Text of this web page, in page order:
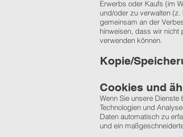
Erwerbs oder Kaufs (im
und/oder zu verwalten
gemeinsam an der
hinweisen, dass wir nicht
verwenden können.
Kopie/
Cookies und
Wenn Sie unsere
Technologien und
Daten automatisch zu
und ein